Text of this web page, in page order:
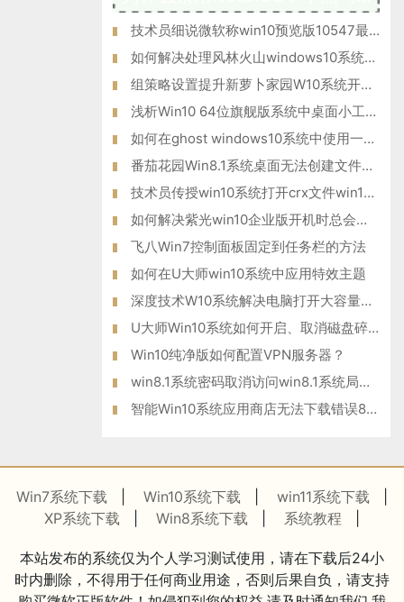
技术员细说微软称win10预览版10547最快将于9月19日推送的方法?
如何解决处理风林火山windows10系统电脑提示“驱动器中没有软盘
组策略设置提升新萝卜家园W10系统开机速度的方法
浅析Win10 64位旗舰版系统中桌面小工具的功能应用
如何在ghost windows10系统中使用一键共享功能？
番茄花园Win8.1系统桌面无法创建文件夹的解决措施
技术员传授win10系统打开crx文件win10系统打开crx文件的方法?
如何解决紫光win10企业版开机时总会自动登录腾讯QQ的问题？
飞八Win7控制面板固定到任务栏的方法
如何在U大师win10系统中应用特效主题
深度技术W10系统解决电脑打开大容量的word文件就会很慢问题
U大师Win10系统如何开启、取消磁盘碎片整理计划任务
Win10纯净版如何配置VPN服务器？
win8.1系统密码取消访问win8.1系统局域网共享密码
智能Win10系统应用商店无法下载错误80070057如何解决？
Win7系统下载 Win10系统下载 win11系统下载
XP系统下载
Win8系统下载 系统教程
本站发布的系统仅为个人学习测试使用，请在下载后24小
时内删除，不得用于任何商业用途，否则后果自负，请支持